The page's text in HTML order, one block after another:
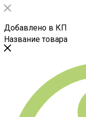
Добавлено в КП
Название товара